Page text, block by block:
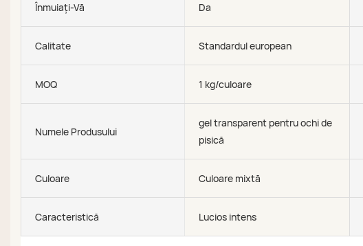
Înmuiați-Vă Da
Calitate Standardul european
MOQ 1 kg/culoare
Numele Produsului
gel transparent pentru ochi de
pisică
Culoare Culoare mixtă
Caracteristică Lucios intens